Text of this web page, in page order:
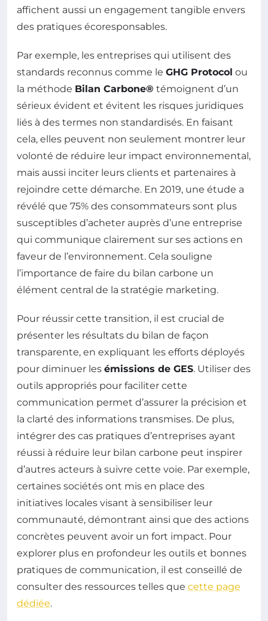
affichent aussi un engagement tangible envers
des pratiques écoresponsables.
Par exemple, les entreprises qui utilisent des
standards reconnus comme le GHG Protocol ou
la méthode Bilan Carbone® témoignent d’un
sérieux évident et évitent les risques juridiques
liés à des termes non standardisés. En faisant
cela, elles peuvent non seulement montrer leur
volonté de réduire leur impact environnemental,
mais aussi inciter leurs clients et partenaires à
rejoindre cette démarche. En 2019, une étude a
révélé que 75% des consommateurs sont plus
susceptibles d’acheter auprès d’une entreprise
qui communique clairement sur ses actions en
faveur de l’environnement. Cela souligne
l’importance de faire du bilan carbone un
élément central de la stratégie marketing.
Pour réussir cette transition, il est crucial de
présenter les résultats du bilan de façon
transparente, en expliquant les efforts déployés
pour diminuer les émissions de GES. Utiliser des
outils appropriés pour faciliter cette
communication permet d’assurer la précision et
la clarté des informations transmises. De plus,
intégrer des cas pratiques d’entreprises ayant
réussi à réduire leur bilan carbone peut inspirer
d’autres acteurs à suivre cette voie. Par exemple,
certaines sociétés ont mis en place des
initiatives locales visant à sensibiliser leur
communauté, démontrant ainsi que des actions
concrètes peuvent avoir un fort impact. Pour
explorer plus en profondeur les outils et bonnes
pratiques de communication, il est conseillé de
consulter des ressources telles que cette page
dédiée.